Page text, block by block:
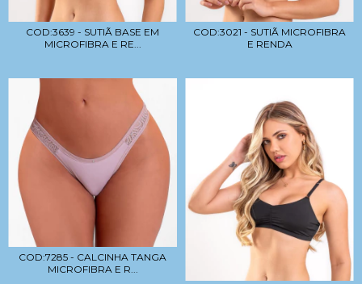
COD:3639 - SUTIÃ BASE EM
MICROFIBRA E RE...
COD:3021 - SUTIÃ MICROFIBRA
E RENDA
COD:7285 - CALCINHA TANGA
MICROFIBRA E R...